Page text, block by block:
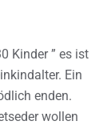
Kinder ” es ist
Ein
enden.
wollen